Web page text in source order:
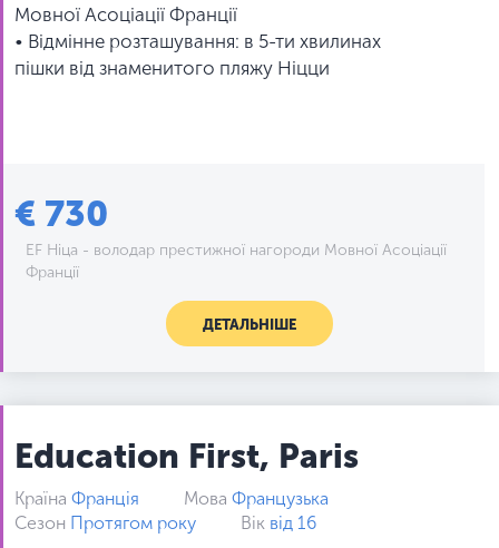
Мовної Асоціації Франції
• Відмінне розташування: в 5-ти хвилинах
пішки від знаменитого пляжу Ніцци
€ 730
EF Ніца - володар престижної нагороди Мовної Асоціації
Франції
ДЕТАЛЬНІШЕ
Education First, Paris
Країна Франція Мова Французька
Сезон Протягом року Вік від 16